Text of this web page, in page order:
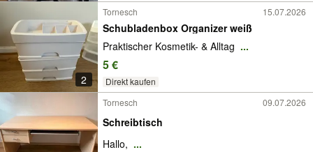
2
Tornesch 15.07.2026
Schubladenbox Organizer weiß
Praktischer Kosmetik- & Alltag ...
5 €
Direkt kaufen
Tornesch 09.07.2026
Schreibtisch
Hallo, ...